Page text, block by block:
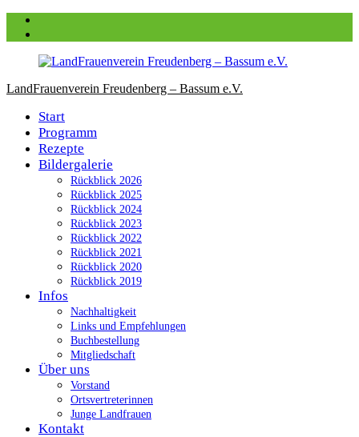
Zum
Inhalt
LandFrauenverein Freudenberg – Bassum e.V.
Start
Programm
Rezepte
Bildergalerie
Rückblick 2026
Rückblick 2025
Rückblick 2024
Rückblick 2023
Rückblick 2022
Rückblick 2021
Rückblick 2020
Rückblick 2019
Infos
Nachhaltigkeit
Links und Empfehlungen
Buchbestellung
Mitgliedschaft
Über uns
Vorstand
Ortsvertreterinnen
Junge Landfrauen
Kontakt